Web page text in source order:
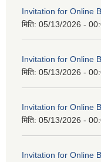
Invitation for Online
मिति: 05/13/2026 -
Invitation for Online
मिति: 05/13/2026 -
Invitation for Online
मिति: 05/13/2026 -
Invitation for Online